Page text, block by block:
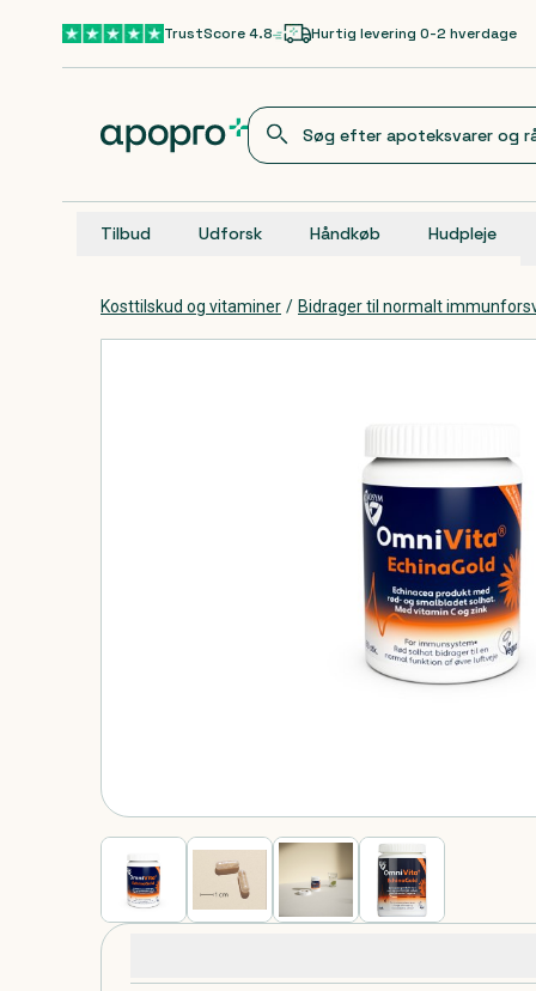
Gå til hovedindholdTrustScore 4.8 Hurtig levering 0-2 hverdage
Tilbud Udforsk Håndkøb Hudpleje
Kosttilskud og vitaminer / Bidrager til normalt